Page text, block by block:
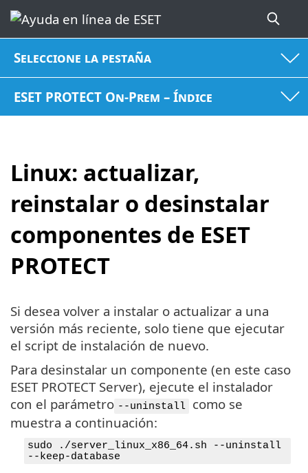
Seleccione la pestaña
ESET PROTECT On-Prem – Índice
Linux: actualizar,
reinstalar o desinstalar
componentes de ESET
PROTECT
Si desea volver a instalar o actualizar a una
versión más reciente, solo tiene que ejecutar
el script de instalación de nuevo.
Para desinstalar un componente (en este caso
ESET PROTECT Server), ejecute el instalador
con el parámetro --uninstall
como se
muestra a continuación:
sudo ./server_linux_x86_64.sh --uninstall
--keep-database